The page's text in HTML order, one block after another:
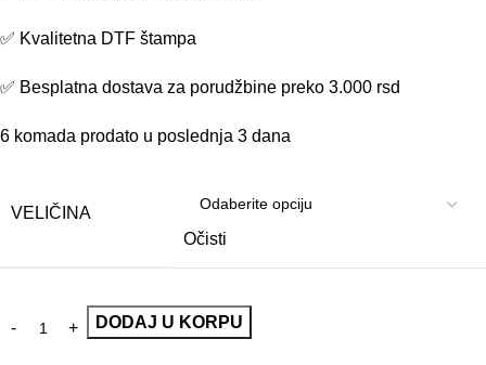
✅ Kvalitetna DTF štampa
✅ Besplatna dostava za porudžbine preko 3.000 rsd
6 komada prodato u poslednja 3 dana
VELIČINA
Očisti
DODAJ U KORPU